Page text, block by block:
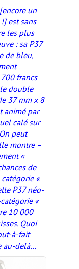
un
est sans
les plus
: sa P37
de bleu,
francs
double
37 mm x 8
animé par
calé sur
peut
montre –
«
de
«
P37 néo-
«
10 000
Quoi
à-fait
au-delà…